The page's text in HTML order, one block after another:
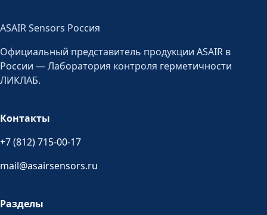
ASAIR Sensors Россия
Официальный представитель продукции ASAIR в
России — Лаборатория контроля герметичности
ЛИКЛАБ.
Контакты
+7 (812) 715-00-17
mail@asairsensors.ru
Разделы